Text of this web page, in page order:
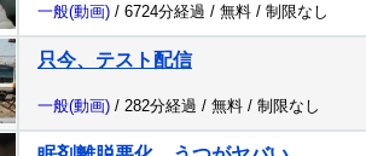
一般(動画) / 6724分経過 / 無料 / 制限なし
只今、テスト配信
一般(動画) / 282分経過 / 無料 / 制限なし